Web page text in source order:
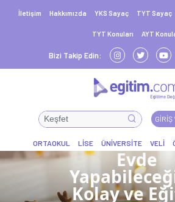
İletişim Hakkımızda YKS Sayaç TYT Sayaç
TYT Konuları AYT
Bizi Takip Edin:
GIRIŞ
Evde
Kolay ve